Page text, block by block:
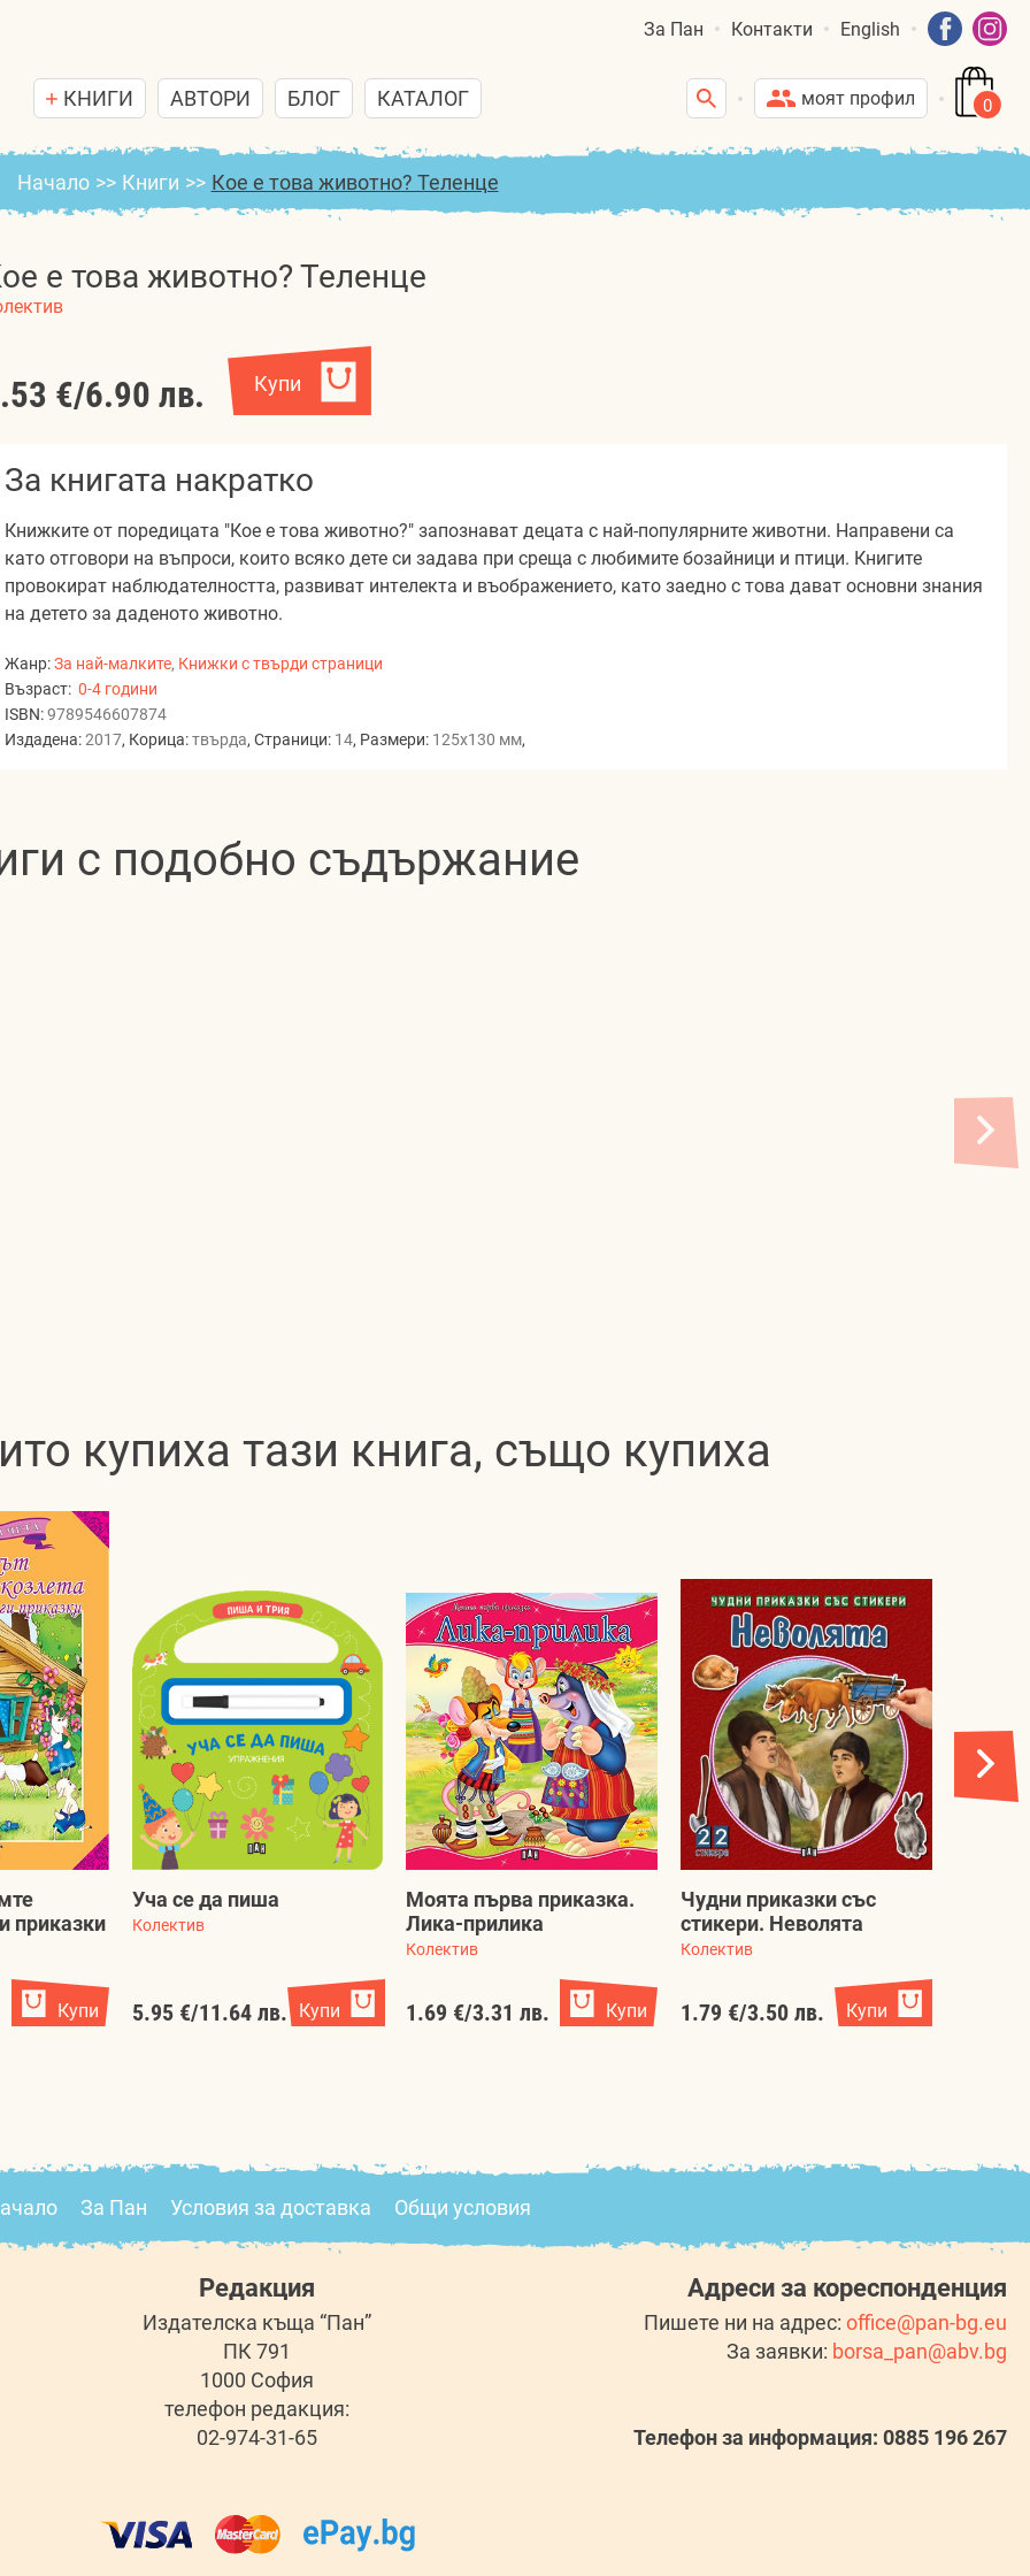
За Пан Контакти English
КНИГИ АВТОРИ БЛОГ КАТАЛОГ моят профил 0
Начало >> Книги >> Кое е това животно? Теленце
е това животно? Теленце
€/6.90 лв. Купи
За книгата накратко
Книжките от поредицата "Кое е това животно?" запознават децата с най-популярните животни. Направени са
като отговори на въпроси, които всяко дете си задава при среща с любимите бозайници и птици. Книгите
провокират наблюдателността, paзвивaт интeлeктa и въображението, като заедно с това дават основни знания
на детето за даденото животно.
Жанр:За най-малките, Книжки с твърди страници
Възраст:0-4 години
ISBN:9789546607874
Издадена:2017, Корица:твърда, Страници: 14, Размери: 125x130 мм,
с подобно съдържание
купиха тази книга, също купиха
приказки
Купи
Уча се да пиша
Колектив
5.95 €/11.64 лв. Купи
Моята първа приказка.
Лика-прилика
Колектив
1.69 €/3.31 лв. Купи
Чудни приказки със
стикери. Неволята
Колектив
1.79 €/3.50 лв. Купи
За Пан Условия за доставка Общи условия
Редакция
Издателска къща “Пан”
ПК 791
1000 София
телефон редакция:
02-974-31-65
Адреси за кореспонденция
Пишете ни на адрес: office@pan-bg.eu
За заявки: borsa_pan@abv.bg
Телефон за информация: 0885 196 267